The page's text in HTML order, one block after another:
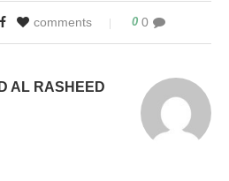
0 comments
0
AL RASHEED